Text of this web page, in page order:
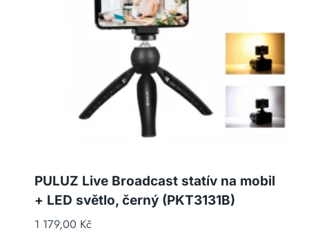
PULUZ Live Broadcast statív na mobil
+ LED světlo, černý (PKT3131B)
1 179,00 Kč